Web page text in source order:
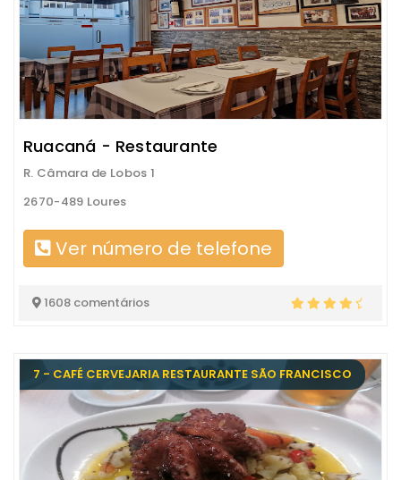
Ruacaná - Restaurante
R. Câmara de Lobos 1
2670-489 Loures
Ver número de telefone
1608 comentários
7 - CAFÉ CERVEJARIA RESTAURANTE SÃO FRANCISCO